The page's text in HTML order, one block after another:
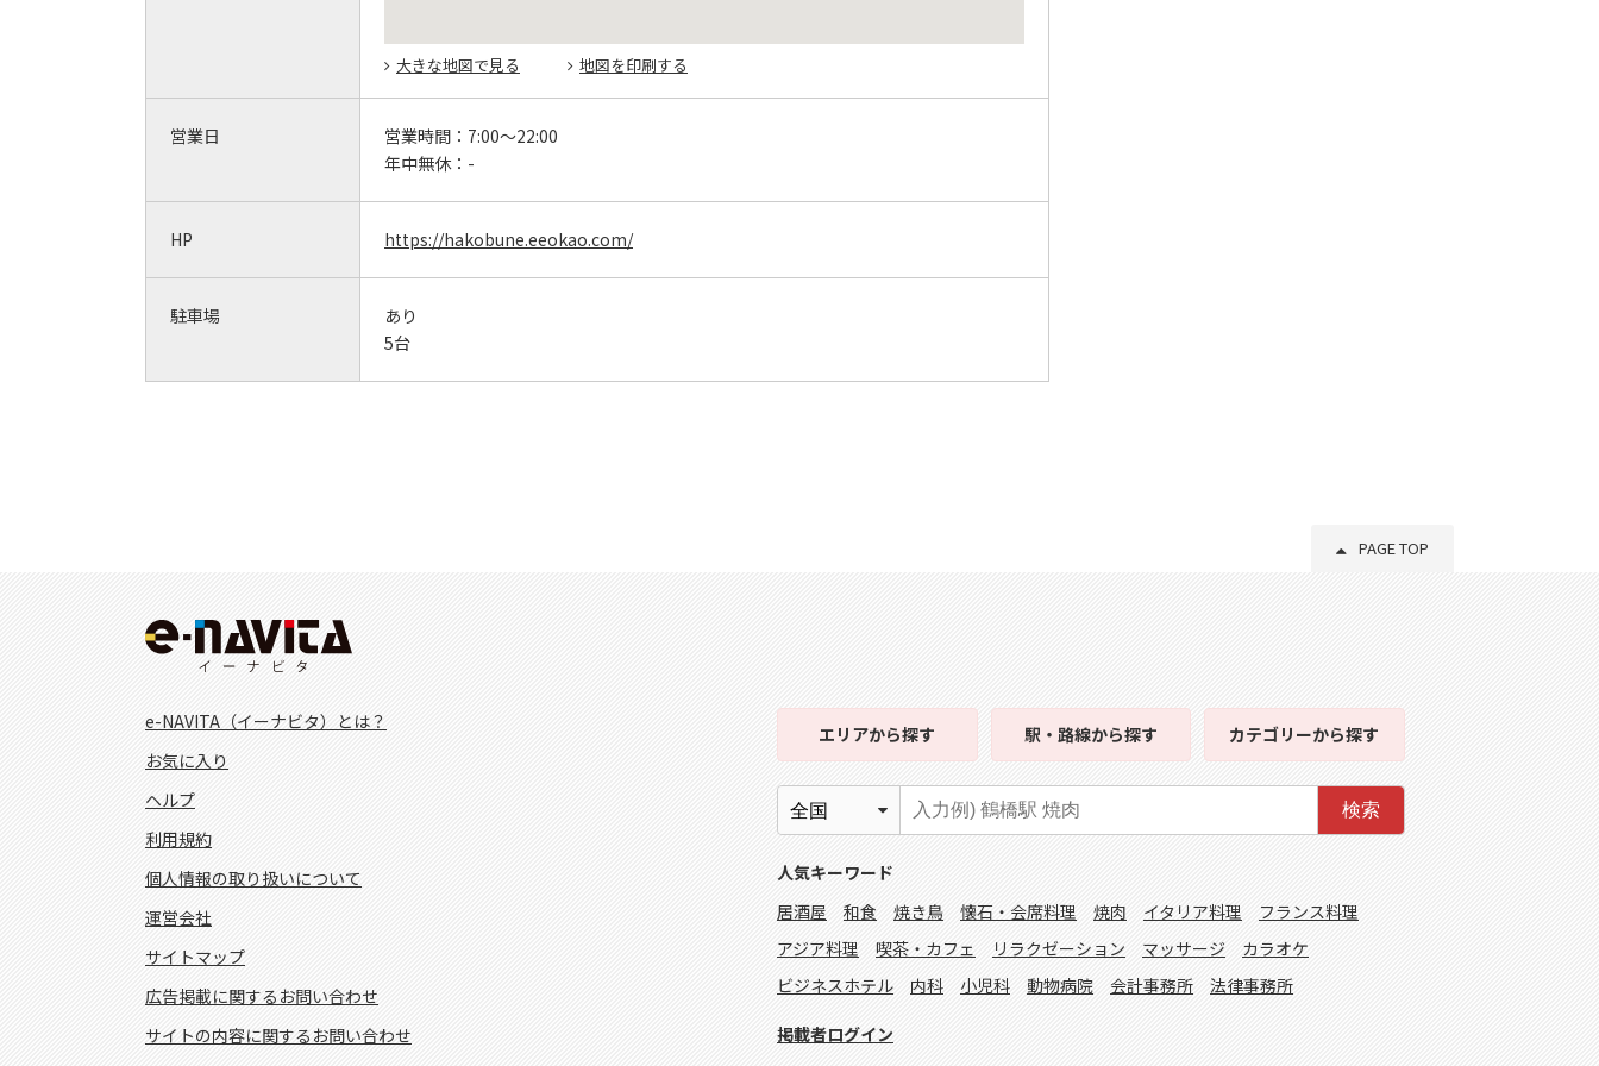
大きな地図で見る 地図を印刷する
営業日 営業時間： 7:00～22:00
年中無休： -
HP https://hakobune.eeokao.com/
駐車場
あり
5台
PAGE TOP
e-NAVITA（イーナビタ）とは？
お気に入り
ヘルプ
利用規約
個人情報の取り扱いについて
運営会社
サイトマップ
広告掲載に関するお問い合わせ
サイトの内容に関するお問い合わせ
エリアから探す 駅・路線から探す カテゴリーから探す
検索
人気キーワード
居酒屋
和食 焼き鳥 懐石・会席料理 焼肉 イタリア料理
フランス料理
アジア料理
喫茶・カフェ リラクゼーション マッサージ
カラオケ
ビジネスホテル
内科 小児科 動物病院 会計事務所 法律事務所
掲載者ログイン